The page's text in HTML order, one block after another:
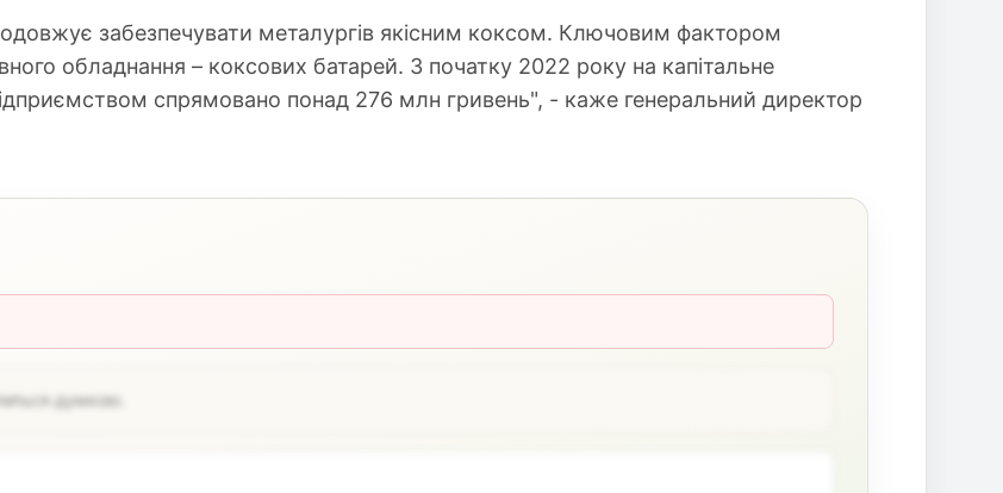
забезпечувати металургів якісним коксом. Ключовим фактором
обладнання – коксових батарей. З початку 2022 року на капітальне
спрямовано понад 276 млн гривень", - каже генеральний директор
думкою.